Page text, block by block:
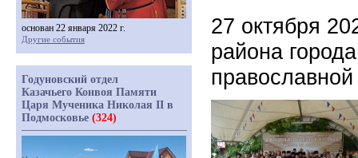
27 октября
района
основан 22 января 2022 г.
Другие события
Годуновский отдел
Казачьего Конвоя Памяти
Царя Мученика Николая II в
Подмосковье (324)